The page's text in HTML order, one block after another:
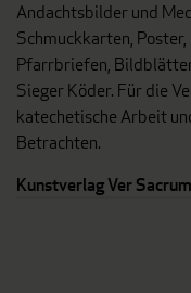
Andachtsbilder und
Schmuckkarten,
Pfarrbriefen,
Sieger Köder. Für die
katechetische Arbeit
Betrachten.
Kunstverlag Ver Sacrum